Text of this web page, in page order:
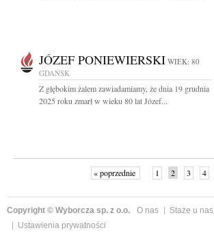
JÓZEF PONIEWIERSKI WIEK: 80
GDAŃSK
Z głębokim żalem zawiadamiamy, że dnia 19 grudnia
2025 roku zmarł w wieku 80 lat Józef...
« poprzednie 1 2 3 4
Copyright © Wyborcza sp. z o.o. O nas Staże u nas
Ustawienia prywatności